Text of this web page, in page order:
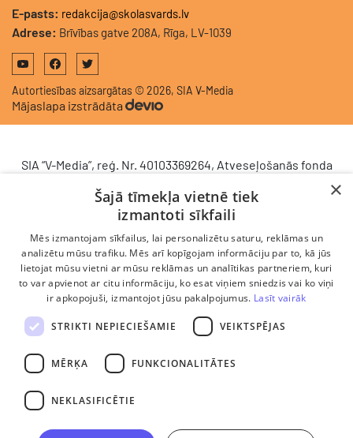
E-pasts: redakcija@skolasvards.lv
Adrese: Brīvības gatve 208A, Rīga, LV-1039
Autortiesības aizsargātas © 2026, SIA V-Media
Mājaslapa izstrādāta
SIA “V-Media”, reģ. Nr. 40103369264, Atveseļošanās fonda
komercdarbības procesu uzlabošanā - ieviesta klientu
attiecību pārvaldības sistēma (CRM). 2024. gada 16.
decembrī tika noslēgts līgums Nr. 9.2-17-L-2024/928 ar
Latvijas Investīciju un attīstības aģentūru par atbalsta
saņemšanu saskaņā ar Atveseļošanas un noturības
mehānisma plāna 2. komponenti “Digitālā transformācija”
(atbalsta pieteikuma Nr. DIGI/2024/1253). Projekta ietvaros
ieviesta klientu un darba procesu pārvaldības sistēma
Scoro, uzlabojot pārdošanas procesu, centralizējot klientu
datubāzi un darījumu plūsmu, kā arī nodrošinot pārskatāmu,
efektīvu pārdošanas nodaļas darbu un precīzāku rezultātu
×
Šajā tīmekļa vietnē tiek
izmantoti sīkfaili
Mēs izmantojam sīkfailus, lai personalizētu saturu, reklāmas un
analizētu mūsu trafiku. Mēs arī kopīgojam informāciju par to, kā jūs
lietojat mūsu vietni ar mūsu reklāmas un analītikas partneriem, kuri
to var apvienot ar citu informāciju, ko esat viņiem sniedzis vai ko viņi
ir apkopojuši, izmantojot jūsu pakalpojumus. Lasīt vairāk
STRIKTI NEPIECIEŠAMIE VEIKTSPĒJAS
MĒRĶA FUNKCIONALITĀTES
NEKLASIFICĒTIE